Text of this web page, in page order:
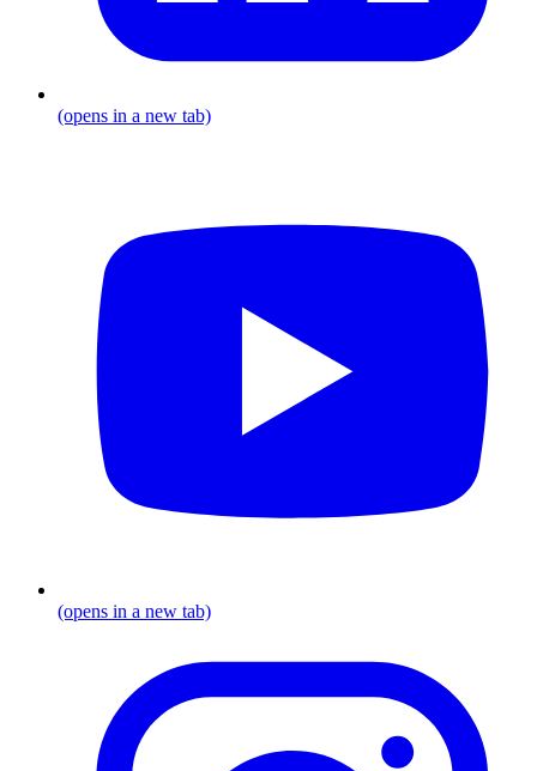
(opens in a new tab)
(opens in a new tab)